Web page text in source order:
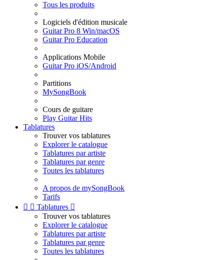
Tous les produits
Logiciels d'édition musicale
Guitar Pro 8 Win/macOS
Guitar Pro Education
Applications Mobile
Guitar Pro iOS/Android
Partitions
MySongBook
Cours de guitare
Play Guitar Hits
Tablatures
Trouver vos tablatures
Explorer le catalogue
Tablatures par artiste
Tablatures par genre
Toutes les tablatures
A propos de mySongBook
Tarifs
  Tablatures 
Trouver vos tablatures
Explorer le catalogue
Tablatures par artiste
Tablatures par genre
Toutes les tablatures